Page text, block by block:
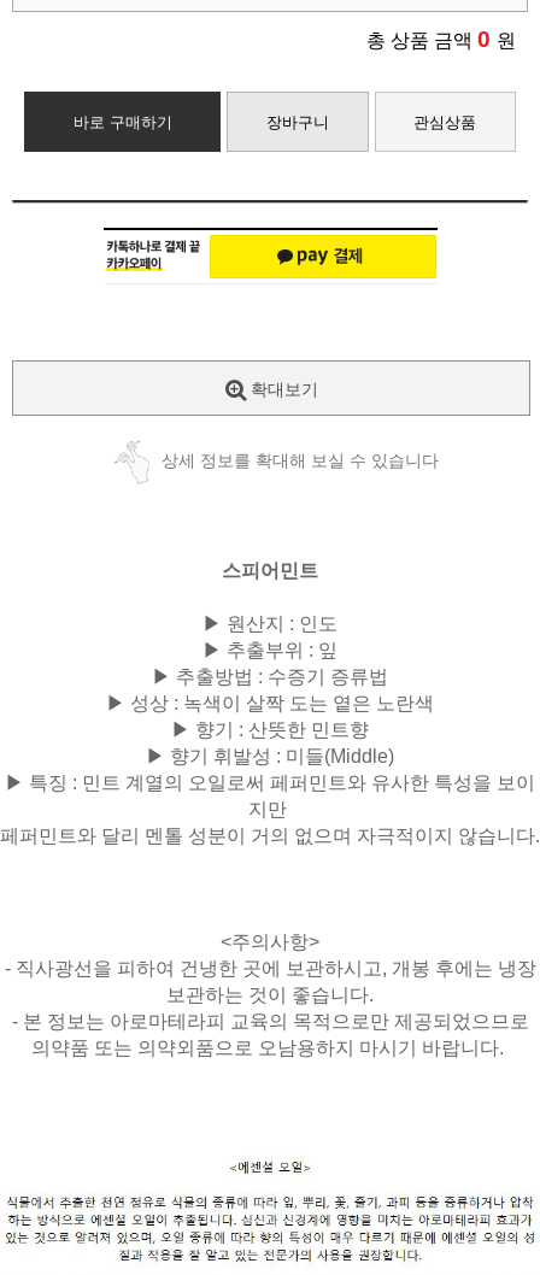
총 상품 금액 0 원
바로 구매하기 장바구니 관심상품
확대보기
상세 정보를 확대해 보실 수 있습니다
스피어민트
▶ 원산지 : 인도
▶ 추출부위 : 잎
▶ 추출방법 : 수증기 증류법
▶ 성상 : 녹색이 살짝 도는 옅은 노란색
▶ 향기 : 산뜻한 민트향
▶ 향기 휘발성 : 미들(Middle)
▶ 특징 : 민트 계열의 오일로써 페퍼민트와 유사한 특성을 보이
지만
페퍼민트와 달리 멘톨 성분이 거의 없으며 자극적이지 않습니다.
<주의사항>
- 직사광선을 피하여 건냉한 곳에 보관하시고, 개봉 후에는 냉장
보관하는 것이 좋습니다.
- 본 정보는 아로마테라피 교육의 목적으로만 제공되었으므로
의약품 또는 의약외품으로 오남용하지 마시기 바랍니다.